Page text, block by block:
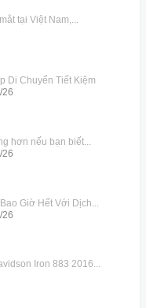
tại Việt Nam,...
Di Chuyển Tiết Kiệm
26
hơn nếu bạn biết...
26
Giờ Hết Với Dịch...
26
Iron 883 2016...